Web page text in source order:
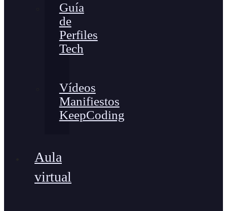
Guía
de
Perfiles
Tech
Vídeos
Manifiestos
KeepCoding
Aula
virtual